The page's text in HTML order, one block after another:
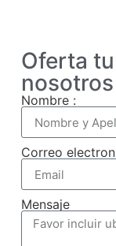
Oferta
nosotros
Nombre :
Correo
Mensaje